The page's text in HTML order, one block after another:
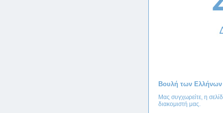
Βουλή των Ελλήνων
Μας συγχωρείτε, η
διακομιστή μας.